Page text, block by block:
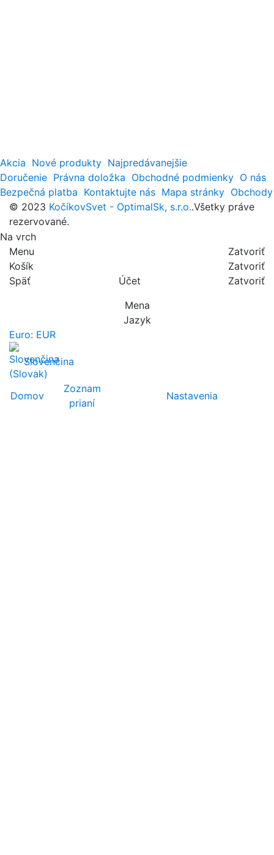
Akcia Nové produkty Najpredávanejšie
Doručenie Právna doložka Obchodné podmienky O nás
Bezpečná platba Kontaktujte nás Mapa stránky Obchody
© 2023 KočíkovSvet - OptimalSk, s.r.o..Všetky práve
rezervované.
Na vrch
Menu
Zatvoriť
Košík
Zatvoriť
Späť
Účet
Zatvoriť
Mena
Jazyk
Euro: EUR
Slovenčina
Domov
Zoznam
prianí
Nastavenia